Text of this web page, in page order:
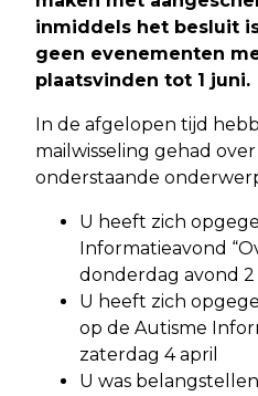
inmiddels het besluit
geen evenementen
plaatsvinden tot 1 juni.
In de afgelopen tijd
mailwisseling gehad
onderstaande
U heeft zich
Informatieavond
donderdag avond 2
U heeft zich
op de Autisme
zaterdag 4 april
U was